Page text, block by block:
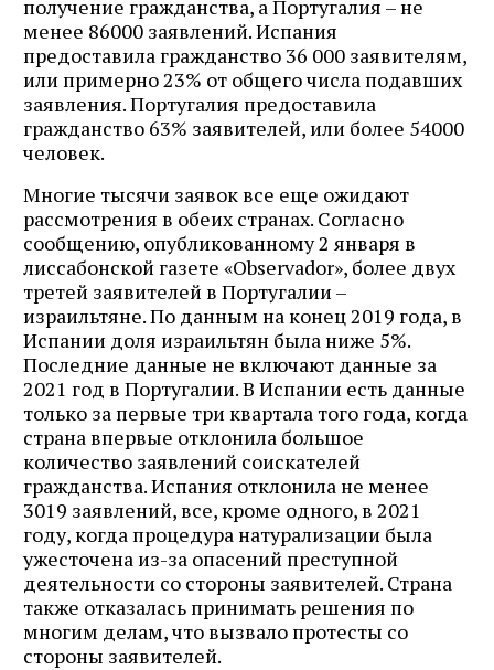
получение гражданства, а Португалия – не
менее 86000 заявлений. Испания
предоставила гражданство 36 000 заявителям,
или примерно 23% от общего числа подавших
заявления. Португалия предоставила
гражданство 63% заявителей, или более 54000
человек.
Многие тысячи заявок все еще ожидают
рассмотрения в обеих странах. Согласно
сообщению, опубликованному 2 января в
лиссабонской газете «Observador», более двух
третей заявителей в Португалии –
израильтяне. По данным на конец 2019 года, в
Испании доля израильтян была ниже 5%.
Последние данные не включают данные за
2021 год в Португалии. В Испании есть данные
только за первые три квартала того года, когда
страна впервые отклонила большое
количество заявлений соискателей
гражданства. Испания отклонила не менее
3019 заявлений, все, кроме одного, в 2021
году, когда процедура натурализации была
ужесточена из-за опасений преступной
деятельности со стороны заявителей. Страна
также отказалась принимать решения по
многим делам, что вызвало протесты со
стороны заявителей.